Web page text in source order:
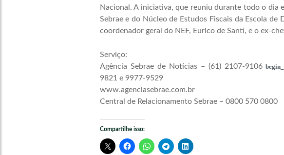
Nacional. A iniciativa, que reuniu durante todo o dia
Sebrae e do Núcleo de Estudos Fiscais da Escola
coordenador geral do NEF, Eurico de Santi, e o ex-
Serviço:
Agência Sebrae de Notícias – (61) 2107-9106
9821 e 9977-9529
www.agenciasebrae.com.br
Central de Relacionamento Sebrae – 0800 570 0800
Compartilhe isso: